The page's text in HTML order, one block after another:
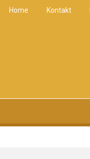
Home Kontakt